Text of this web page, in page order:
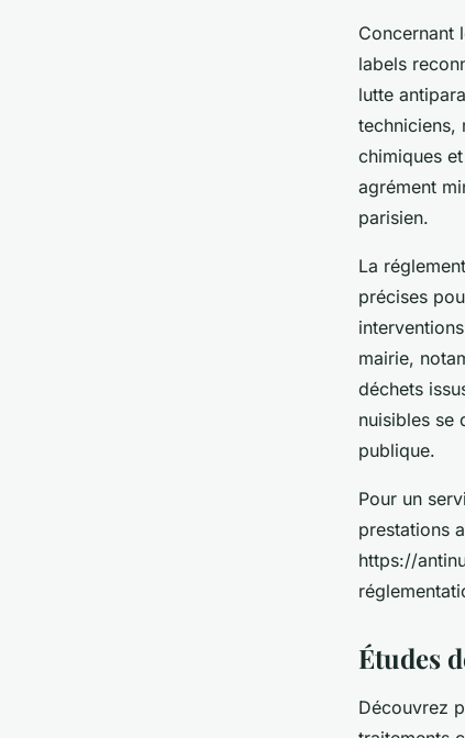
Concernant
labels
lutte
techniciens,
chimiques
agrément
parisien.
La
précises
mairie,
déchets
nuisibles se
publique.
Pour un
prestations
https://
Études
Découvrez